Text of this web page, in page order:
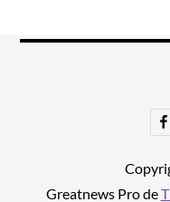
Greatnews Pro de